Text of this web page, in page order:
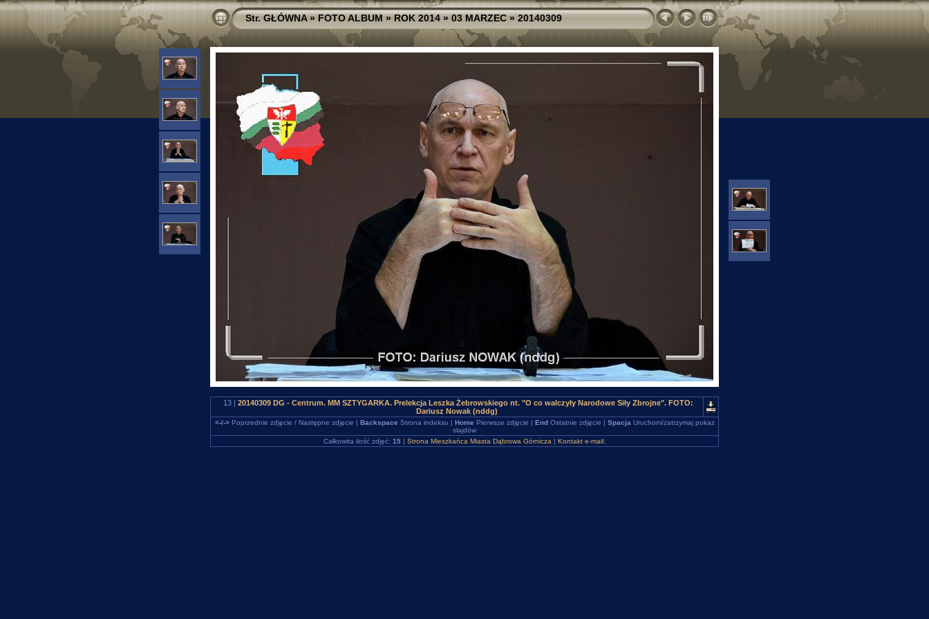
Str. GŁÓWNA»FOTO ALBUM»ROK 2014»03 MARZEC»20140309
13 | 20140309 DG - Centrum. MM SZTYGARKA. Prelekcja Leszka Żebrowskiego nt. "O co walczyły Narodowe Siły Zbrojne". FOTO:
Dariusz Nowak (nddg)
<-/->Poprzednie zdjęcie / Następne zdjęcie | Backspace Strona indeksu | Home Pierwsze zdjęcie | EndOstatnie zdjęcie | Spacja Uruchom/zatrzymaj pokaz
slajdów
Całkowita ilość zdjęć: 15 | Strona Mieszkańca Miasta Dąbrowa Górnicza | Kontakt e-mail: